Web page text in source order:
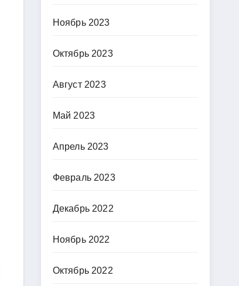
Ноябрь 2023
Октябрь 2023
Август 2023
Май 2023
Апрель 2023
Февраль 2023
Декабрь 2022
Ноябрь 2022
Октябрь 2022